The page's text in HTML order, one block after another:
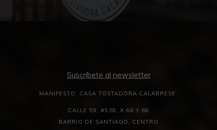
Suscríbete al newsletter
MANIFESTO: CASA TOSTADORA CALABRESE.
CALLE 59, #538, X 66 Y 68
BARRIO DE SANTIAGO, CENTRO